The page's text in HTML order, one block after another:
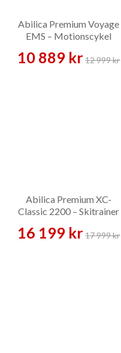
Abilica Premium Voyage
EMS – Motionscykel
10 889 kr 12 999 kr
Abilica Premium XC-
Classic 2200 – Skitrainer
16 199 kr 17 999 kr